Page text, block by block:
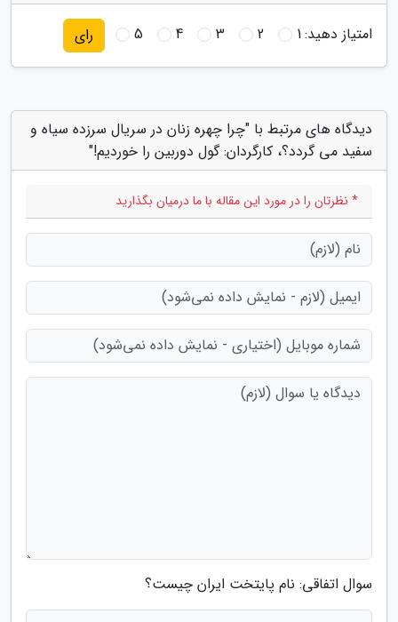
امتیاز دهید:1
2
3
4
5 رای
دیدگاه های مرتبط با "چرا چهره زنان در سریال سرزده سیاه و
سفید می گردد؟، کارگردان: گول دوربین را خوردیم!"
* نظرتان را در مورد این مقاله با ما درمیان بگذارید
سوال اتفاقی: نام پایتخت ایران چیست؟